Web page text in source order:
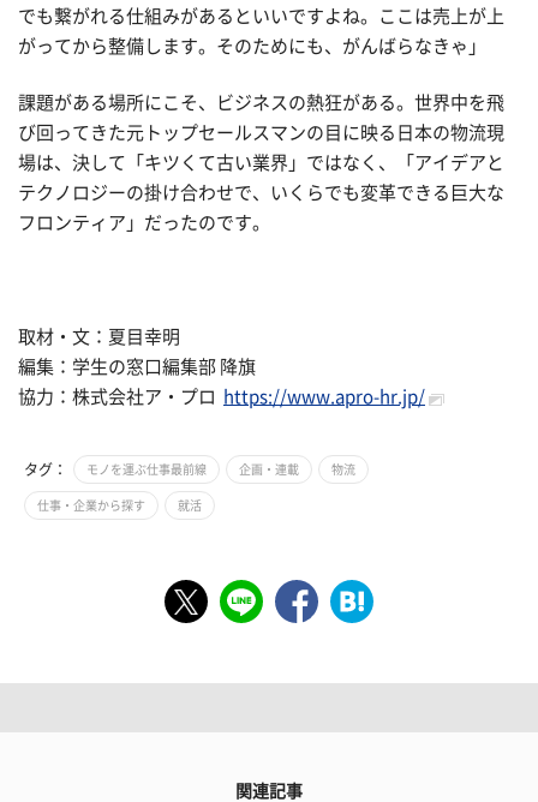
でも繋がれる仕組みがあるといいですよね。ここは売上が上
がってから整備します。そのためにも、がんばらなきゃ」
課題がある場所にこそ、ビジネスの熱狂がある。世界中を飛
び回ってきた元トップセールスマンの目に映る日本の物流現
場は、決して「キツくて古い業界」ではなく、「アイデアと
テクノロジーの掛け合わせで、いくらでも変革できる巨大な
フロンティア」だったのです。
取材・文：夏目幸明
編集：学生の窓口編集部 降旗
協力：株式会社ア・プロ
https://www.apro-hr.jp/
タグ： モノを運ぶ仕事最前線 企画・連載 物流
仕事・企業から探す 就活
関連記事